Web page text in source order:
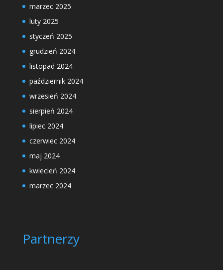
marzec 2025
luty 2025
styczeń 2025
grudzień 2024
listopad 2024
październik 2024
wrzesień 2024
sierpień 2024
lipiec 2024
czerwiec 2024
maj 2024
kwiecień 2024
marzec 2024
Partnerzy